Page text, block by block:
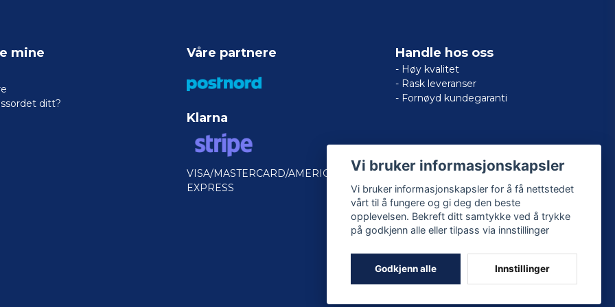
mine
ditt?
Våre partnere
Klarna
VISA/MASTERCARD/AMERICAN
EXPRESS
Handle hos oss
- Høy kvalitet
- Rask leveranser
- Fornøyd kundegaranti
Vi bruker informasjonskapsler
Vi bruker informasjonskapsler for å få nettstedet
vårt til å fungere og gi deg den beste
opplevelsen. Bekreft ditt samtykke ved å trykke
på godkjenn alle eller tilpass via innstillinger
Godkjenn alle Innstillinger